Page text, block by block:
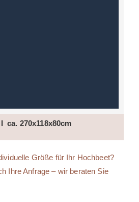
ca. 270x118x80cm
Größe für Ihr Hochbeet?
Ihre Anfrage – wir beraten Sie